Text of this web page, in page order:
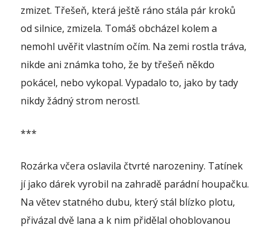
zmizet. Třešeň, která ještě ráno stála pár kroků
od silnice, zmizela. Tomáš obcházel kolem a
nemohl uvěřit vlastním očím. Na zemi rostla tráva,
nikde ani známka toho, že by třešeň někdo
pokácel, nebo vykopal. Vypadalo to, jako by tady
nikdy žádný strom nerostl.
***
Rozárka včera oslavila čtvrté narozeniny. Tatínek
jí jako dárek vyrobil na zahradě parádní houpačku.
Na větev statného dubu, který stál blízko plotu,
přivázal dvě lana a k nim přidělal ohoblovanou